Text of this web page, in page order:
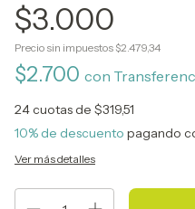
$3.000
Precio sin impuestos $2.479,34
$2.700 con
24cuotas de $319,51
10% de descuento pagando
Ver más detalles